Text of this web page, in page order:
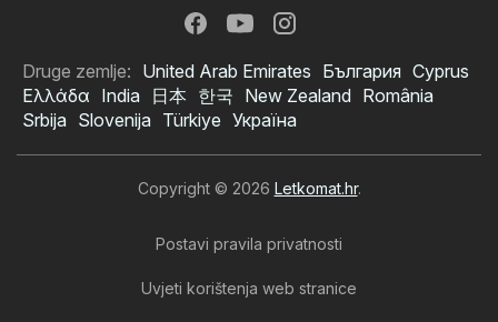
Druge zemlje: United Arab Emirates България Cyprus
Ελλάδα India 日本 한국 New Zealand România
Srbija Slovenija Türkiye Україна
Copyright © 2026 Letkomat.hr.
Postavi pravila privatnosti
Uvjeti korištenja web stranice